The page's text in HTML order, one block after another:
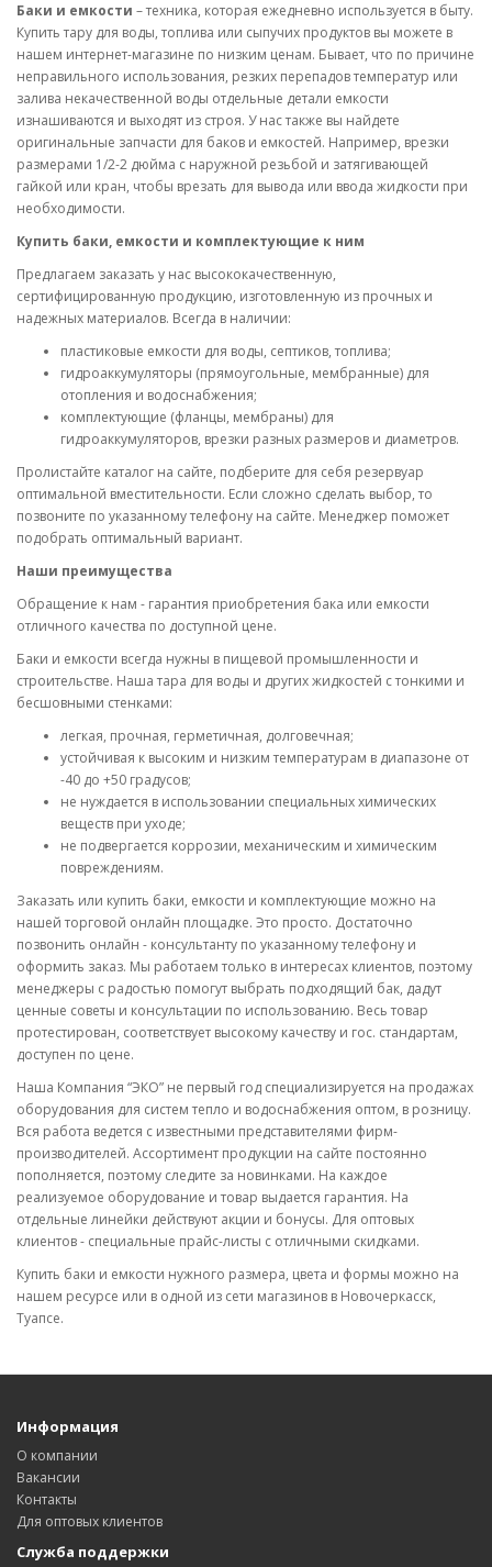
Баки и емкости – техника, которая ежедневно используется в быту.
Купить тару для воды, топлива или сыпучих продуктов вы можете в
нашем интернет-магазине по низким ценам. Бывает, что по причине
неправильного использования, резких перепадов температур или
залива некачественной воды отдельные детали емкости
изнашиваются и выходят из строя. У нас также вы найдете
оригинальные запчасти для баков и емкостей. Например, врезки
размерами 1/2-2 дюйма с наружной резьбой и затягивающей
гайкой или кран, чтобы врезать для вывода или ввода жидкости при
необходимости.
Купить баки, емкости и комплектующие к ним
Предлагаем заказать у нас высококачественную,
сертифицированную продукцию, изготовленную из прочных и
надежных материалов. Всегда в наличии:
пластиковые емкости для воды, септиков, топлива;
гидроаккумуляторы (прямоугольные, мембранные) для
отопления и водоснабжения;
комплектующие (фланцы, мембраны) для
гидроаккумуляторов, врезки разных размеров и диаметров.
Пролистайте каталог на сайте, подберите для себя резервуар
оптимальной вместительности. Если сложно сделать выбор, то
позвоните по указанному телефону на сайте. Менеджер поможет
подобрать оптимальный вариант.
Наши преимущества
Обращение к нам - гарантия приобретения бака или емкости
отличного качества по доступной цене.
Баки и емкости всегда нужны в пищевой промышленности и
строительстве. Наша тара для воды и других жидкостей с тонкими и
бесшовными стенками:
легкая, прочная, герметичная, долговечная;
устойчивая к высоким и низким температурам в диапазоне от
-40 до +50 градусов;
не нуждается в использовании специальных химических
веществ при уходе;
не подвергается коррозии, механическим и химическим
повреждениям.
Заказать или купить баки, емкости и комплектующие можно на
нашей торговой онлайн площадке. Это просто. Достаточно
позвонить онлайн - консультанту по указанному телефону и
оформить заказ. Мы работаем только в интересах клиентов, поэтому
менеджеры с радостью помогут выбрать подходящий бак, дадут
ценные советы и консультации по использованию. Весь товар
протестирован, соответствует высокому качеству и гос. стандартам,
доступен по цене.
Наша Компания “ЭКО” не первый год специализируется на продажах
оборудования для систем тепло и водоснабжения оптом, в розницу.
Вся работа ведется с известными представителями фирм-
производителей. Ассортимент продукции на сайте постоянно
пополняется, поэтому следите за новинками. На каждое
реализуемое оборудование и товар выдается гарантия. На
отдельные линейки действуют акции и бонусы. Для оптовых
клиентов - специальные прайс-листы с отличными скидками.
Купить баки и емкости нужного размера, цвета и формы можно на
нашем ресурсе или в одной из сети магазинов в Новочеркасск,
Туапсе.
Информация
О компании
Вакансии
Контакты
Для оптовых клиентов
Служба поддержки